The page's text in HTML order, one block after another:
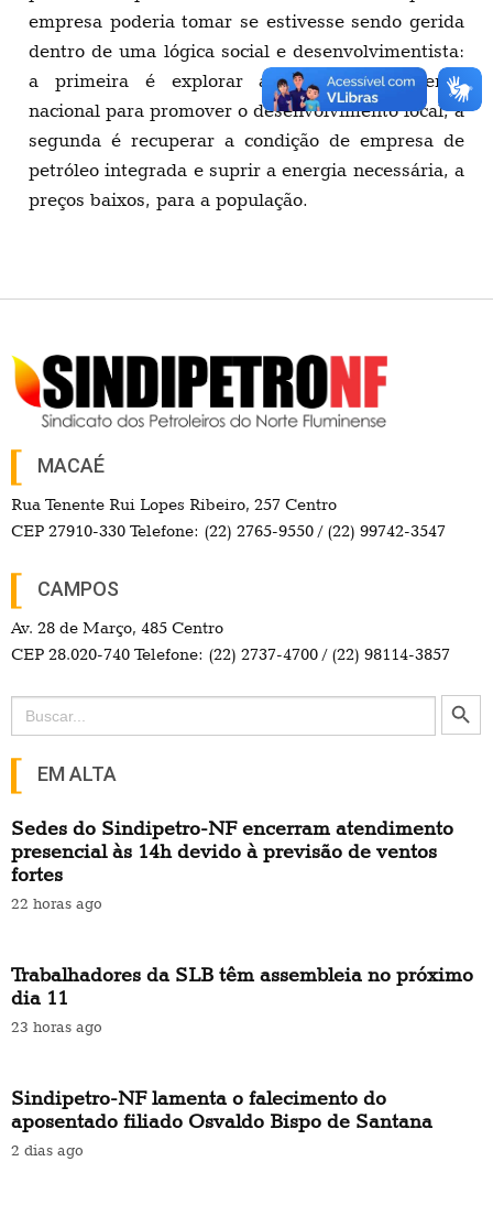
empresa poderia tomar se estivesse sendo gerida
dentro de uma lógica social e desenvolvimentista:
a primeira é explorar a sua forte presença
nacional para promover o desenvolvimento local, a
segunda é recuperar a condição de empresa de
petróleo integrada e suprir a energia necessária, a
preços baixos, para a população.
MACAÉ
Rua Tenente Rui Lopes Ribeiro, 257 Centro
CEP 27910-330 Telefone: (22) 2765-9550 / (22) 99742-3547
CAMPOS
Av. 28 de Março, 485 Centro
CEP 28.020-740 Telefone: (22) 2737-4700 / (22) 98114-3857
Search
for:
Search Button
EM ALTA
Sedes do Sindipetro-NF encerram atendimento
presencial às 14h devido à previsão de ventos
fortes
22 horas ago
Trabalhadores da SLB têm assembleia no próximo
dia 11
23 horas ago
Sindipetro-NF lamenta o falecimento do
aposentado filiado Osvaldo Bispo de Santana
2 dias ago